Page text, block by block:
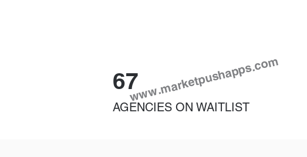
www.marketpushapps.com
67
AGENCIES ON WAITLIST